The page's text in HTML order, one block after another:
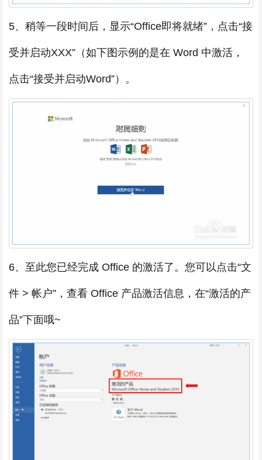
5、稍等一段时间后，显示“Office即将就绪”，点击“接
受并启动XXX”（如下图示例的是在 Word 中激活，
点击“接受并启动Word”）。
6、至此您已经完成 Office 的激活了。您可以点击“文
件 > 帐户”，查看 Office 产品激活信息，在“激活的产
品”下面哦~